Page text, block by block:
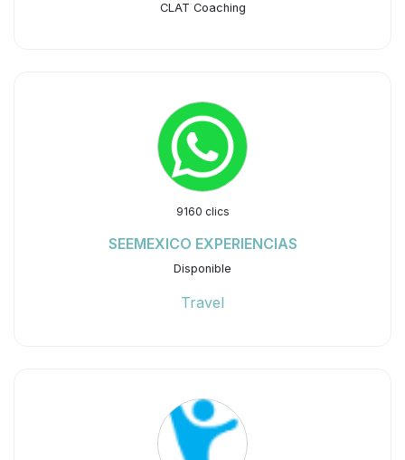
CLAT Coaching
9160 clics
SEEMEXICO EXPERIENCIAS
Disponible
Travel